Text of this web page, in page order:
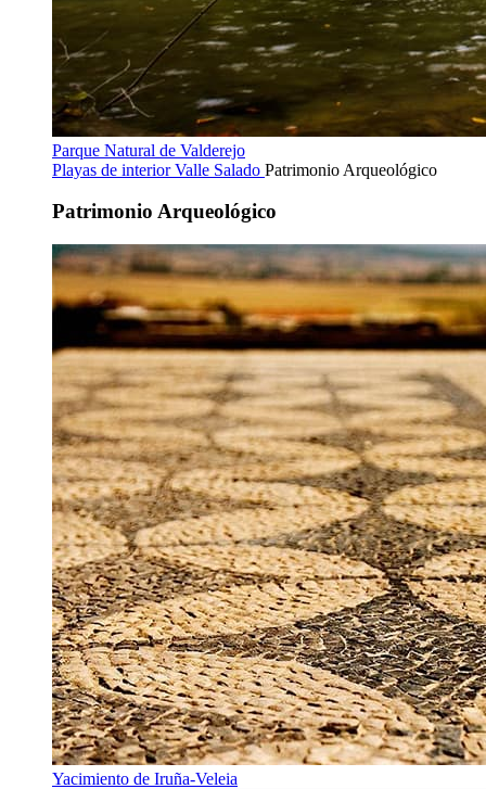
Parque Natural de Valderejo
Playas de interiorValle Salado Patrimonio Arqueológico
Patrimonio Arqueológico
Yacimiento de Iruña-Veleia